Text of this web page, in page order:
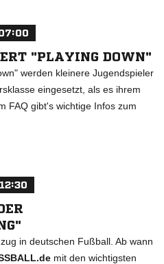
"PLAYING DOWN"
werden kleinere Jugendspieler
eingesetzt, als es ihrem
FAQ gibt's wichtige Infos zum
in deutschen Fußball. Ab wann
mit den wichtigsten